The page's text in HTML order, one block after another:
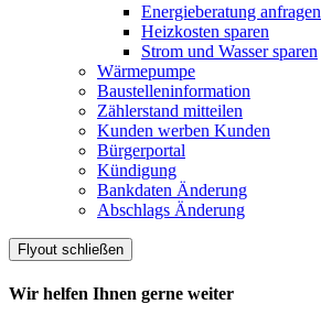
Energieberatung anfragen
Heizkosten sparen
Strom und Wasser sparen
Wärmepumpe
Baustelleninformation
Zählerstand mitteilen
Kunden werben Kunden
Bürgerportal
Kündigung
Bankdaten Änderung
Abschlags Änderung
Flyout schließen
Wir helfen Ihnen gerne weiter